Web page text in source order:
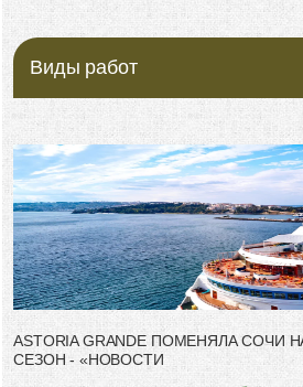
мыслями.
-- Идите уверенно по направлению к
глупость. Из всех страхов самый
-- Лучшее, что можно сделать с хорошим
мимо ушей. Он никогда не бывает полезен
дал.
-- Люблю давать советы и очень не
Виды работ
ASTORIA GRANDE ПОМЕНЯЛА СОЧИ
СЕЗОН - «НОВОСТИ